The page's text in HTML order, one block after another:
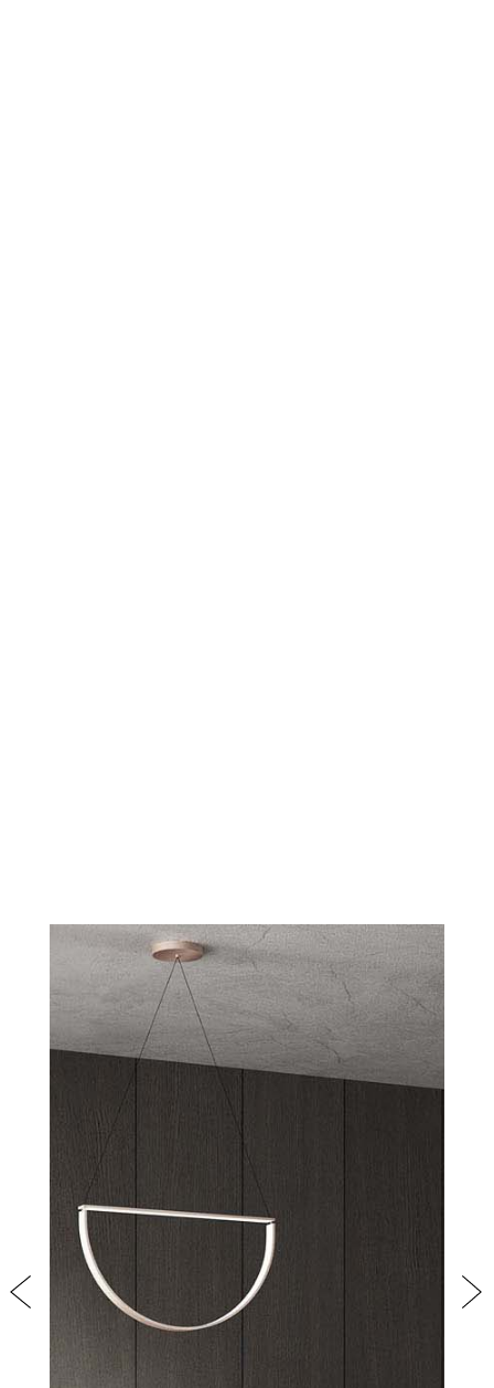
PRODOTTI
COLLEZIONI
RIVESTIMENTI
Previous